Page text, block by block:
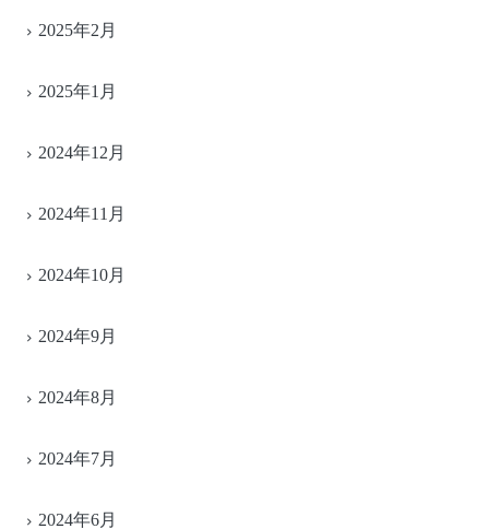
2025年2月
2025年1月
2024年12月
2024年11月
2024年10月
2024年9月
2024年8月
2024年7月
2024年6月